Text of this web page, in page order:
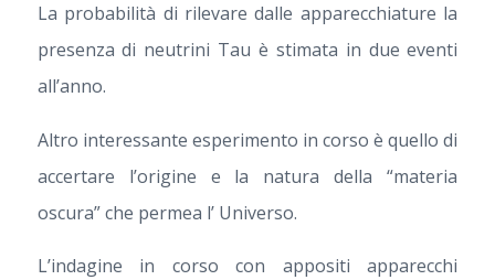
La probabilità di rilevare dalle apparecchiature la
presenza di neutrini Tau è stimata in due eventi
all’anno.
Altro interessante esperimento in corso è quello di
accertare l’origine e la natura della “materia
oscura” che permea l’ Universo.
L’indagine in corso con appositi apparecchi